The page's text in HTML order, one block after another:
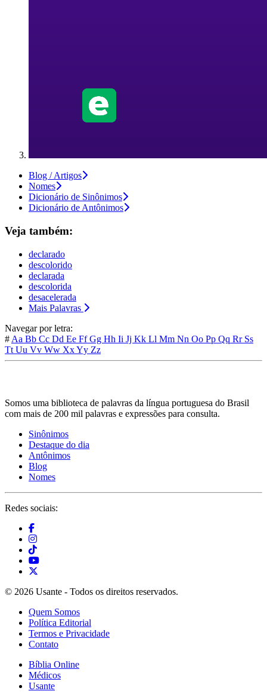
Blog / Artigos
Nomes
Dicionário de Sinônimos
Dicionário de Antônimos
Veja também:
declarado
descolorido
declarada
descolorida
desacelerada
Mais Palavras
Navegar por letra:
# Aa Bb Cc Dd Ee FfGg Hh Ii Jj Kk Ll Mm Nn Oo Pp Qq Rr Ss
Tt Uu Vv Ww XxYy Zz
Somos uma biblioteca de palavras da língua portuguesa do Brasil
com mais de 200 mil palavras e expressões para consulta.
Sinônimos
Destaque do dia
Antônimos
Blog
Nomes
Redes sociais:
© 2026 Usante - Todos os direitos reservados.
Quem Somos
Política Editorial
Termos e Privacidade
Contato
Bíblia Online
Médicos
Usante